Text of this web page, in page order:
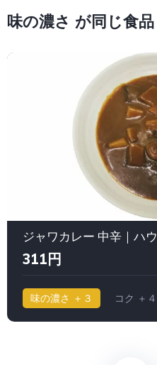
味の濃さ が同じ食品
ジャワカレー 中辛｜ハ
311円
味の濃さ ＋３ コク ＋４